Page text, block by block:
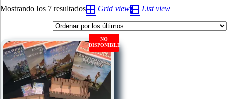
Mostrando los 7 resultadosOrdenado
por
los
últimos
Grid view List view
NO
DISPONIBLE